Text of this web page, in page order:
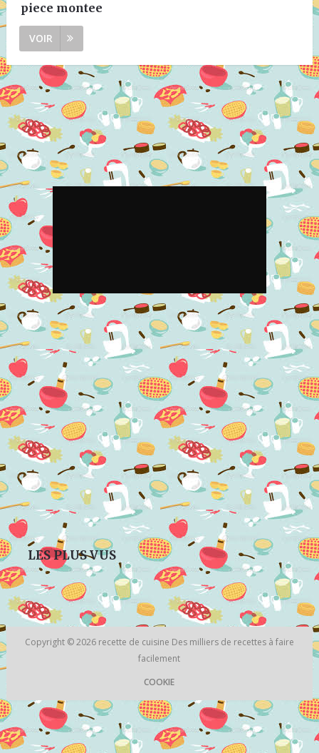
piece montee
VOIR
LES PLUS VUS
Copyright © 2026 recette de cuisine Des milliers de recettes à faire
facilement
COOKIE